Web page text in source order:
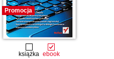
Promocja
książka ebook